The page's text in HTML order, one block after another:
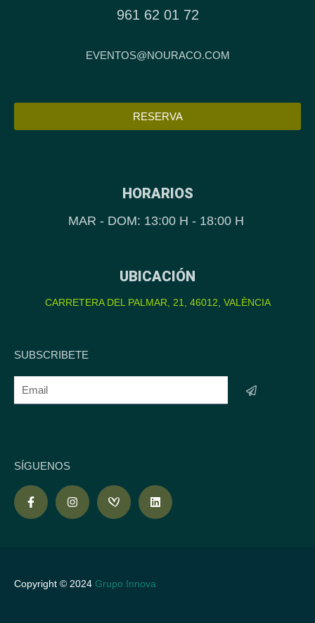
961 62 01 72
EVENTOS@NOURACO.COM
RESERVA
HORARIOS
MAR - DOM: 13:00 H - 18:00 H
UBICACIÓN
CARRETERA DEL PALMAR, 21, 46012, VALÈNCIA
SUBSCRIBETE
SÍGUENOS
Copyright © 2024 Grupo Innova